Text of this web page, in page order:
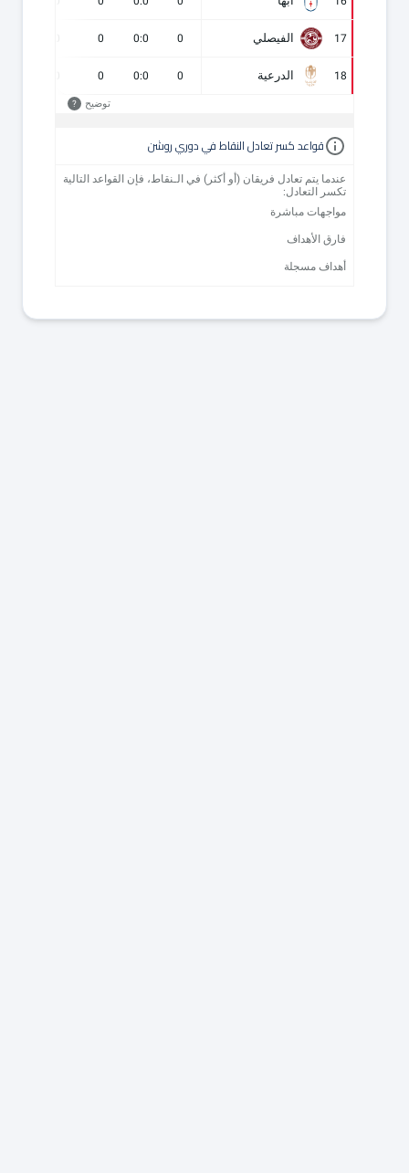
17 الفيصلي 0
0:0
0
18 الدرعية 0
0:0
0
توضيح ?
قواعد كسر تعادل النقاط في دوري روشن
عندما يتم تعادل فريقان (أو أكثر) في الـنقاط، فإن القواعد التالية
تكسر التعادل:
مواجهات مباشرة
فارق الأهداف
أهداف مسجلة